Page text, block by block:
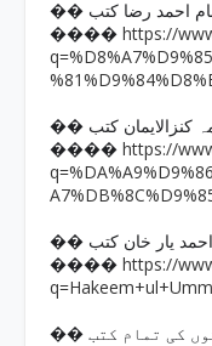
احمد رضا کتب
���� https://
کنزالایمان کتب
���� https://
یار خان کتب
���� https://
�� رد بدمذہب کتب جس میں مختلف فرقوں کی تمام کتب